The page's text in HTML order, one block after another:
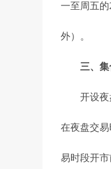
一至周五的
外）。
三、集
开设夜盘
在夜盘交
易时段开